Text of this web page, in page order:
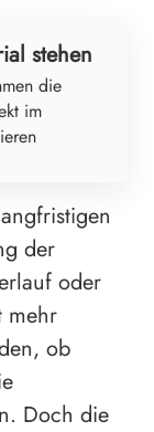
stehen
die
im
der
oder
mehr
ob
Doch die